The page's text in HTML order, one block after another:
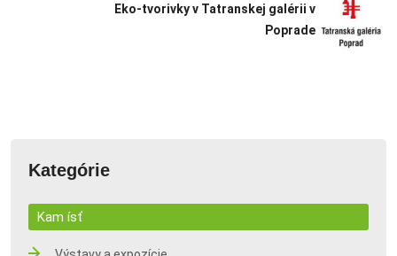
Eko-tvorivky v Tatranskej galérii v
Poprade
Kategórie
Kam ísť